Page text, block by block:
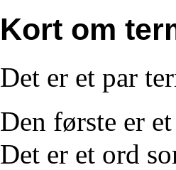
Kort om
Det er et par
Den første er
Det er et ord